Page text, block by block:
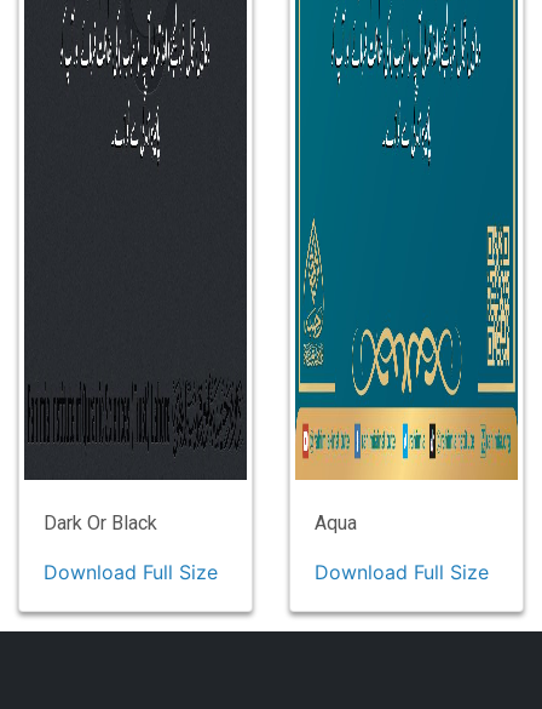
Dark Or Black
Download Full Size
Aqua
Download Full Size